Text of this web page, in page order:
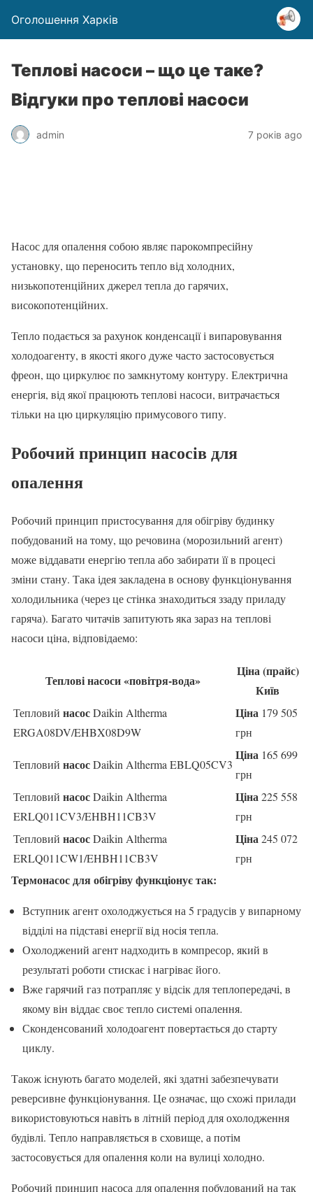
Оголошення Харків
Теплові насоси – що це таке?
Відгуки про теплові насоси
admin 7 років ago
Насос для опалення собою являє парокомпресійну
установку, що переносить тепло від холодних,
низькопотенційних джерел тепла до гарячих,
високопотенційних.
Тепло подається за рахунок конденсації і випаровування
холодоагенту, в якості якого дуже часто застосовується
фреон, що циркулює по замкнутому контуру. Електрична
енергія, від якої працюють теплові насоси, витрачається
тільки на цю циркуляцію примусового типу.
Робочий принцип насосів для
опалення
Робочий принцип пристосування для обігріву будинку
побудований на тому, що речовина (морозильний агент)
може віддавати енергію тепла або забирати її в процесі
зміни стану. Така ідея закладена в основу функціонування
холодильника (через це стінка знаходиться ззаду приладу
гаряча). Багато читачів запитують яка зараз на теплові
насоси ціна, відповідаемо:
Теплові насоси«повітря-вода»
Ціна(прайс)
Київ
Тепловий насосDaikin Altherma
ERGA08DV/EHBX08D9W
Ціна 179 505
грн
Тепловий насосDaikin Altherma EBLQ05CV3
Ціна 165 699
грн
Тепловий насосDaikin Altherma
ERLQ011CV3/EHBH11CB3V
Ціна225 558
грн
Тепловий насосDaikin Altherma
ERLQ011CW1/EHBH11CB3V
Ціна245 072
грн
Термонасос для обігріву функціонує так:
Вступник агент охолоджується на 5 градусів у випарному
відділі на підставі енергії від носія тепла.
Охолоджений агент надходить в компресор, який в
результаті роботи стискає і нагріває його.
Вже гарячий газ потрапляє у відсік для теплопередачі, в
якому він віддає своє тепло системі опалення.
Сконденсований холодоагент повертається до старту
циклу.
Також існують багато моделей, які здатні забезпечувати
реверсивне функціонування. Це означає, що схожі прилади
використовуються навіть в літній період для охолодження
будівлі. Тепло направляється в сховище, а потім
застосовується для опалення коли на вулиці холодно.
Робочий принцип насоса для опалення побудований на так